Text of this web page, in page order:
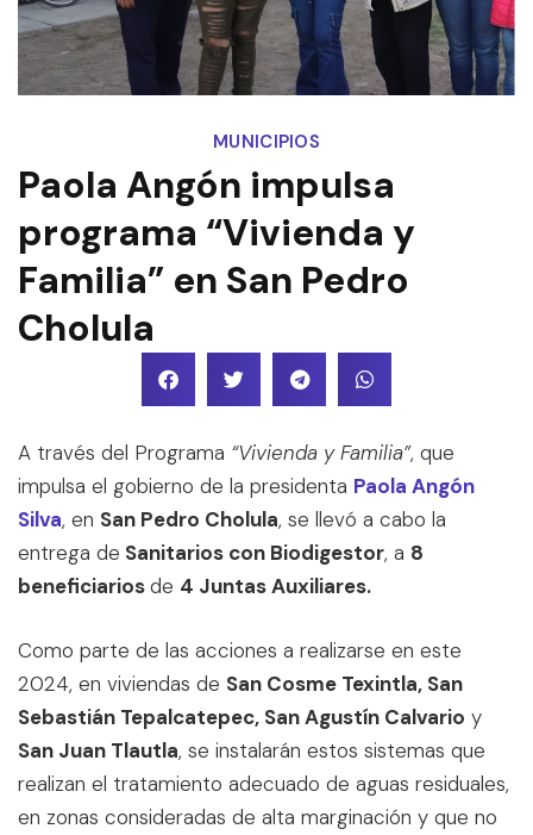
MUNICIPIOS
Paola Angón impulsa
programa “Vivienda y
Familia” en San Pedro
Cholula
A través del Programa “Vivienda y Familia”, que
impulsa el gobierno de la presidenta Paola Angón
Silva, en San Pedro Cholula, se llevó a cabo la
entrega de Sanitarios con Biodigestor, a 8
beneficiariosde 4 Juntas Auxiliares.
Como parte de las acciones a realizarse en este
2024, en viviendas de San Cosme Texintla, San
Sebastián Tepalcatepec, San Agustín Calvario y
San Juan Tlautla, se instalarán estos sistemas que
realizan el tratamiento adecuado de aguas residuales,
en zonas consideradas de alta marginación y que no